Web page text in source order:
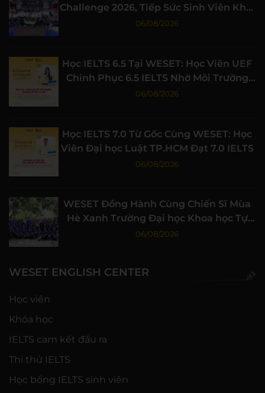
Challenge 2026, Tiếp Sức Sinh Viên Khởi
Nghiệp
06/08/2026
Học IELTS 6.5 Tại WESET: Học Viên UEF
Chinh Phục 6.5 IELTS Nhờ Môi Trường
Học Tập Chất Lượng
06/08/2026
Học IELTS 7.0 Từ Gốc Cùng WESET: Học
Viên Đại học Luật TP.HCM Đạt 7.0 IELTS
06/08/2026
WESET Đồng Hành Cùng Chiến Sĩ Mùa
Hè Xanh Trường Đại học Khoa học Tự
nhiên, ĐHQG-HCM
06/08/2026
WESET ENGLISH CENTER
Học viên
Khóa học
IELTS cam kết đầu ra
Thi thử IELTS
Học bổng IELTS sinh viên